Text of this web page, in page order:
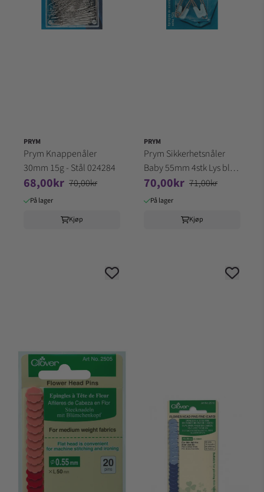
PRYM
Prym Knappenåler
30mm 15g - Stål 024284
68,00kr 70,00kr
På lager
Kjøp
PRYM
Prym Sikkerhetsnåler
Baby 55mm 4stk Lys blå
086101
70,00kr 71,00kr
På lager
Kjøp